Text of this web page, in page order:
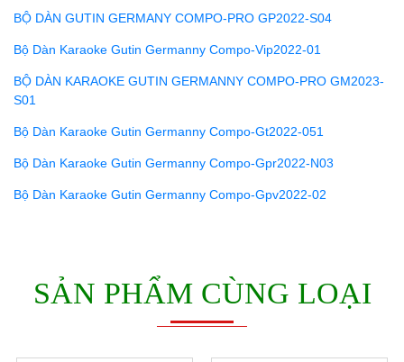
BỘ DÀN GUTIN GERMANY COMPO-PRO GP2022-S04
Bộ Dàn Karaoke Gutin Germanny Compo-Vip2022-01
BỘ DÀN KARAOKE GUTIN GERMANNY COMPO-PRO GM2023-
S01
Bộ Dàn Karaoke Gutin Germanny Compo-Gt2022-051
Bộ Dàn Karaoke Gutin Germanny Compo-Gpr2022-N03
Bộ Dàn Karaoke Gutin Germanny Compo-Gpv2022-02
SẢN PHẨM CÙNG LOẠI